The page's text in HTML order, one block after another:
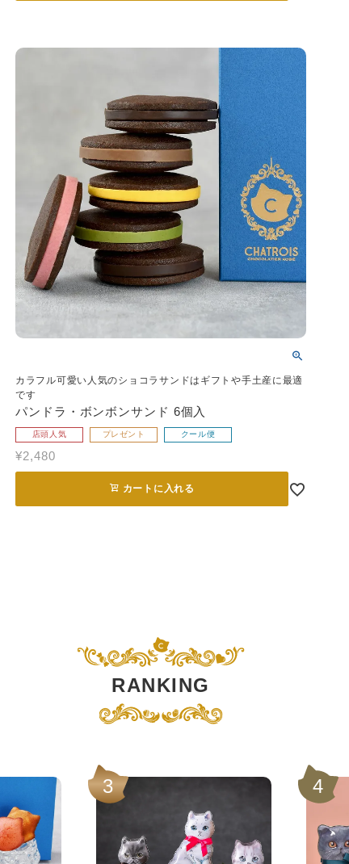
カラフル可愛い人気のショコラサンドはギフトや手土産に最適
です
パンドラ・ボンボンサンド 6個入
店頭人気 プレゼント クール便
¥2,480
カートに入れる
RANKING
3 4